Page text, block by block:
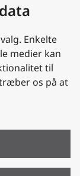
Enkelte
medier kan
til
os på at